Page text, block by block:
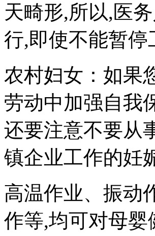
天畸形,所以,医
行,即使不能暂
农村妇女：如果
劳动中加强自我
还要注意不要从
镇企业工作的妊
高温作业、振动
作等,均可对母